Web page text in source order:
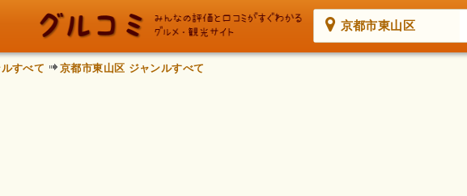
京都市東山区
すべて 京都市東山区 ジャンルすべて